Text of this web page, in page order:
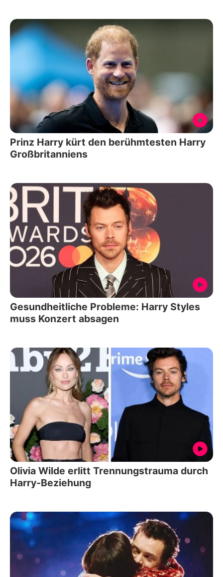
Prinz Harry kürt den berühmtesten Harry
Großbritanniens
Gesundheitliche Probleme: Harry Styles
muss Konzert absagen
Olivia Wilde erlitt Trennungstrauma durch
Harry-Beziehung